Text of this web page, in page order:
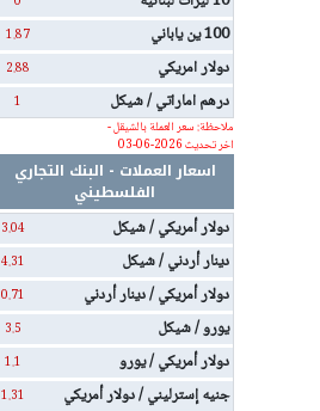
100 ين ياباني 1.87
دولار امريكي 2.88
درهم اماراتي / شيكل
1
ملاحظة: سعر العملة بالشيقل -
اخر تحديث 2026-06-03
اسعار العملات - البنك التجاري
الفلسطيني
دولار أمريكي / شيكل
3.04
دينار أردني / شيكل 4.31
دولار أمريكي / دينار أردني 0.71
يورو / شيكل 3.5
دولار أمريكي / يورو 1.1
جنيه إسترليني / دولار أمريكي 1.31